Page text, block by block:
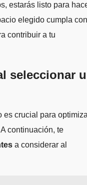
estarás listo para
elegido cumpla con
contribuir a tu
seleccionar
es crucial para
continuación, te
a considerar al